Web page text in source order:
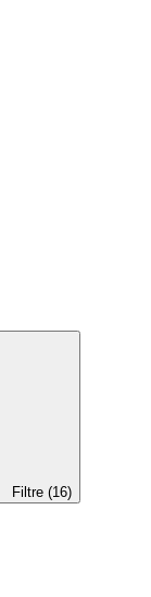
Filtre (16)